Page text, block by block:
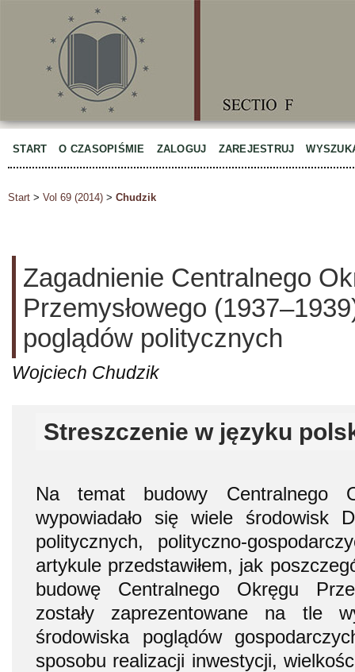
START O CZASOPIŚMIE ZALOGUJ ZAREJESTRUJ
Start > Vol 69 (2014) > Chudzik
Zagadnienie Centralnego
Przemysłowego
poglądów politycznych
Wojciech Chudzik
Streszczenie w języku
Na temat budowy Centralnego
wypowiadało się wiele środowisk
politycznych, polityczno-
artykule przedstawiłem, jak
budowę Centralnego Okręgu
zostały zaprezentowane na tle
środowiska poglądów
sposobu realizacji inwestycji,